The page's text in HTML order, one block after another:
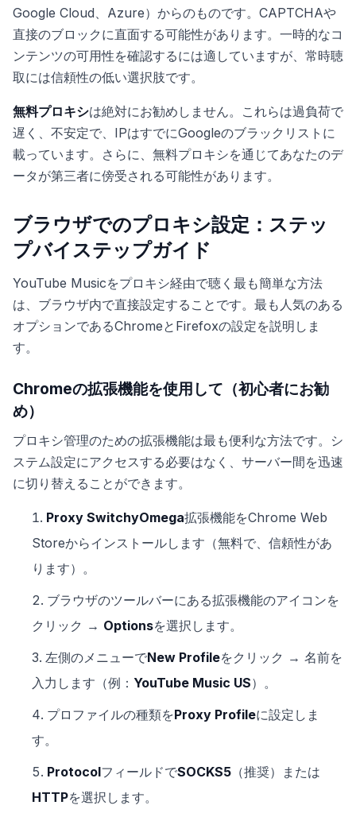
Google Cloud、Azure）からのものです。CAPTCHAや
直接のブロックに直面する可能性があります。一時的なコ
ンテンツの可用性を確認するには適していますが、常時聴
取には信頼性の低い選択肢です。
無料プロキシは絶対にお勧めしません。これらは過負荷で
遅く、不安定で、IPはすでにGoogleのブラックリストに
載っています。さらに、無料プロキシを通じてあなたのデ
ータが第三者に傍受される可能性があります。
ブラウザでのプロキシ設定：ステッ
プバイステップガイド
YouTube Musicをプロキシ経由で聴く最も簡単な方法
は、ブラウザ内で直接設定することです。最も人気のある
オプションであるChromeとFirefoxの設定を説明しま
す。
Chromeの拡張機能を使用して（初心者にお勧
め）
プロキシ管理のための拡張機能は最も便利な方法です。シ
ステム設定にアクセスする必要はなく、サーバー間を迅速
に切り替えることができます。
Proxy SwitchyOmega拡張機能をChrome Web
Storeからインストールします（無料で、信頼性があ
ります）。
ブラウザのツールバーにある拡張機能のアイコンを
クリック → Optionsを選択します。
左側のメニューでNew Profileをクリック → 名前を
入力します（例： YouTube Music US）。
プロファイルの種類をProxy Profileに設定しま
す。
ProtocolフィールドでSOCKS5 （推奨）または
HTTPを選択します。